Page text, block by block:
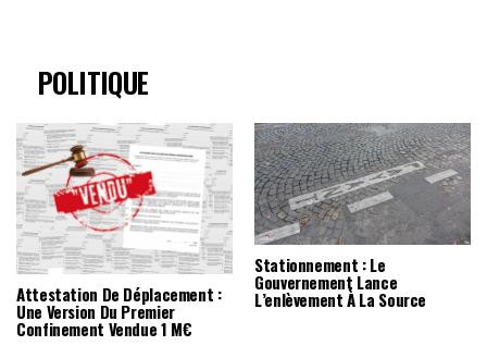
POLITIQUE
Attestation De Déplacement :
Une Version Du Premier
Confinement Vendue 1 M€
Stationnement : Le
Gouvernement Lance
L’enlèvement À La Source